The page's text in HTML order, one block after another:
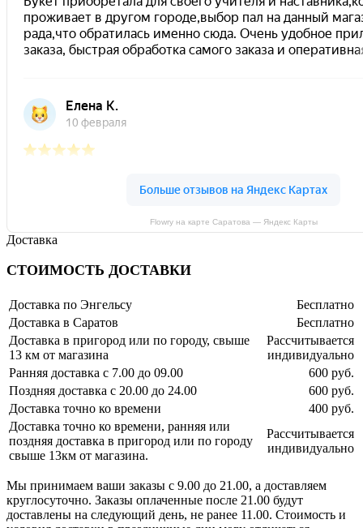
Flowry на карте Саратова — Яндекс Карты
Доставка
СТОИМОСТЬ ДОСТАВКИ
Доставка по Энгельсу
Бесплатно
Доставка в Саратов
Бесплатно
Доставка в пригород или по городу, свыше
13 км от магазина
Рассчитывается
индивидуально
Ранняя доставка с 7.00 до 09.00
600 руб.
Поздняя доставка с 20.00 до 24.00
600 руб.
Доставка точно ко времени
400 руб.
Доставка точно ко времени, ранняя или
поздняя доставка в пригород или по городу
свыше 13км от магазина.
Рассчитывается
индивидуально
Мы принимаем ваши заказы с 9.00 до 21.00, а доставляем
круглосуточно. Заказы оплаченные после 21.00 будут
доставлены на следующий день, не ранее 11.00. Стоимость и